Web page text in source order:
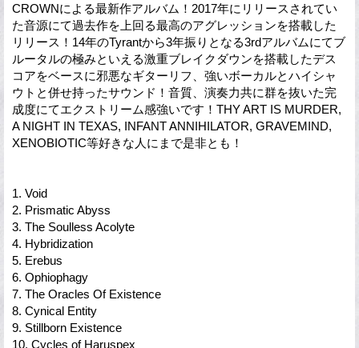
CROWNによる最新作アルバム！2017年にリリースされてい
た音源にて過去作を上回る最高のアグレッションを搭載した
リリース！14年のTyrantから3年振りとなる3rdアルバムにてブ
ルータルの極みといえる激重ブレイクダウンを搭載したデス
コアをベースに邪悪なギターリフ、強いボーカルとハイシャ
ウトと併せ持ったサウンド！音質、演奏力共に群を抜いた完
成度にてエクストリーム感強いです！THY ART IS MURDER,
A NIGHT IN TEXAS, INFANT ANNIHILATOR, GRAVEMIND,
XENOBIOTIC等好きな人にまで是非とも！
1. Void
2. Prismatic Abyss
3. The Soulless Acolyte
4. Hybridization
5. Erebus
6. Ophiophagy
7. The Oracles Of Existence
8. Cynical Entity
9. Stillborn Existence
10. Cycles of Haruspex